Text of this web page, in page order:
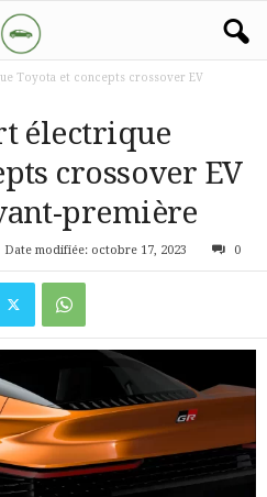
Toyota et concepts crossover EV
électrique
crossover EV
première
Date modifiée: octobre 17, 2023 0